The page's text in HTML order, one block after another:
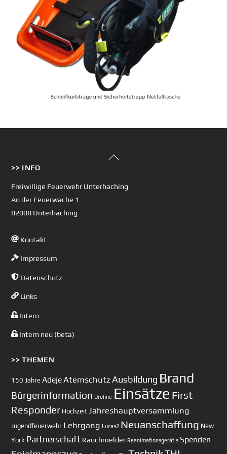
Back
>> INFO
Freiwillige Feuerwehr Unterhaching
An der Feuerwache 1
82008 Unterhaching
Kontakt
Impressum
Datenschutz
Links
Intern
Intern neu (beta)
>> THEMEN
150 Jahre AdejeAtemschutz Ausbildung Brand
Bürgerinformation Drohne Einsätze First
Responder Hochzeit Jahreshauptversammlung
Jugendfeuerwehr Lehrgang Lucas2 Neuanschaffung New
York Partnerschaft Rauchmelder Reanimationsgerät s Spenden